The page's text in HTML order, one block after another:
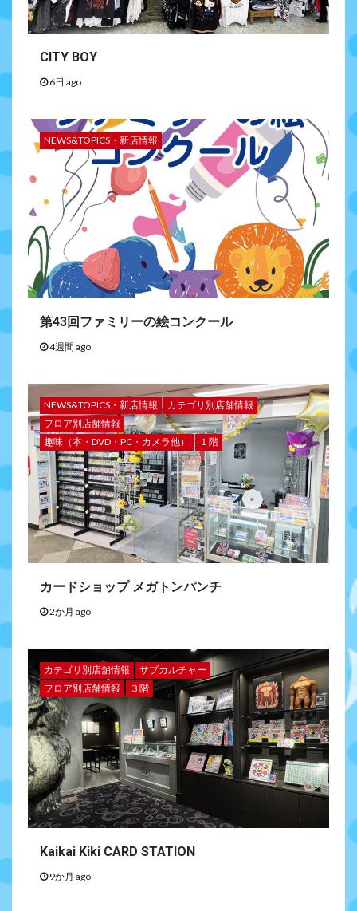
CITY BOY
6日 ago
NEWS&TOPICS・新店情報
第43回ファミリーの絵コンクール
4週間 ago
NEWS&TOPICS・新店情報
カテゴリ別店舗情報
フロア別店舗情報
趣味（本・DVD・PC・カメラ他）
１階
カードショップ メガトンパンチ
2か月 ago
カテゴリ別店舗情報
サブカルチャー
フロア別店舗情報
３階
Kaikai Kiki CARD STATION
9か月 ago